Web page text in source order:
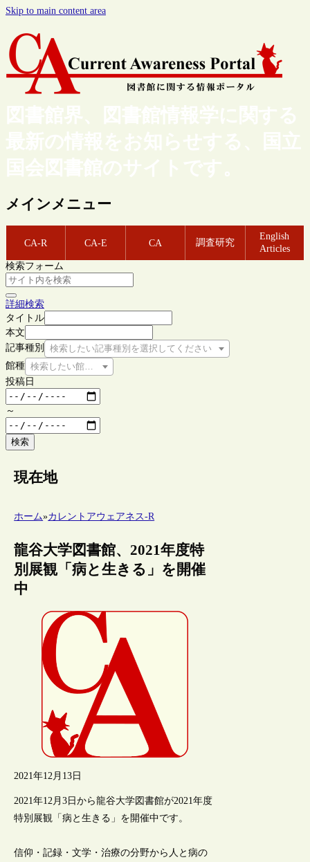
Skip to main content area
図書館界、図書館情報学に関する
最新の情報をお知らせする、国立
国会図書館のサイトです。
メインメニュー
CA-R CA-E CA 調査研究
English
Articles
検索フォーム
詳細検索
タイトル
本文
記事種別
検索したい記事種別を選択してください
館種 検索したい館種を選択してください
投稿日
～
検索
現在地
ホーム»カレントアウェアネス-R
龍谷大学図書館、2021年度特
別展観「病と生きる」を開催
中
2021年12月13日
2021年12月3日から龍谷大学図書館が2021年度
特別展観「病と生きる」を開催中です。
信仰・記録・文学・治療の分野から人と病の